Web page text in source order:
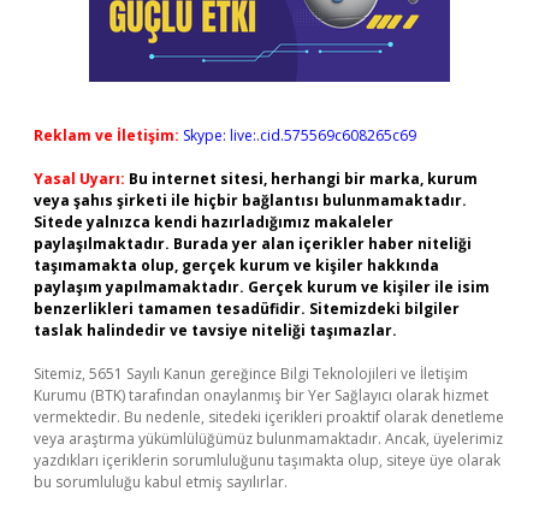
Reklam ve İletişim: Skype: live:.cid.575569c608265c69
Yasal Uyarı: Bu internet sitesi, herhangi bir marka, kurum
veya şahıs şirketi ile hiçbir bağlantısı bulunmamaktadır.
Sitede yalnızca kendi hazırladığımız makaleler
paylaşılmaktadır. Burada yer alan içerikler haber niteliği
taşımamakta olup, gerçek kurum ve kişiler hakkında
paylaşım yapılmamaktadır. Gerçek kurum ve kişiler ile isim
benzerlikleri tamamen tesadüfidir. Sitemizdeki bilgiler
taslak halindedir ve tavsiye niteliği taşımazlar.
Sitemiz, 5651 Sayılı Kanun gereğince Bilgi Teknolojileri ve İletişim
Kurumu (BTK) tarafından onaylanmış bir Yer Sağlayıcı olarak hizmet
vermektedir. Bu nedenle, sitedeki içerikleri proaktif olarak denetleme
veya araştırma yükümlülüğümüz bulunmamaktadır. Ancak, üyelerimiz
yazdıkları içeriklerin sorumluluğunu taşımakta olup, siteye üye olarak
bu sorumluluğu kabul etmiş sayılırlar.